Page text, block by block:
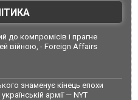
до компромісів і прагне
війною, - Foreign Affairs
знаменує кінець епохи
армії — NYT